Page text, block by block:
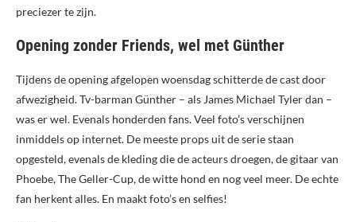
preciezer te zijn.
Opening zonder Friends, wel met Günther
Tijdens de opening afgelopen woensdag schitterde de cast door
afwezigheid. Tv-barman Günther – als James Michael Tyler dan –
was er wel. Evenals honderden fans. Veel foto’s verschijnen
inmiddels op internet. De meeste props uit de serie staan
opgesteld, evenals de kleding die de acteurs droegen, de gitaar van
Phoebe, The Geller-Cup, de witte hond en nog veel meer. De echte
fan herkent alles. En maakt foto’s en selfies!